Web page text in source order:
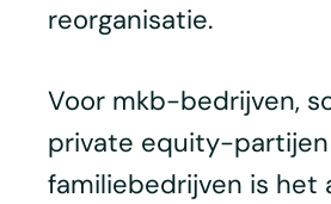
reorganisatie.
Voor mkb-bedrijven,
private equity-
familiebedrijven is het